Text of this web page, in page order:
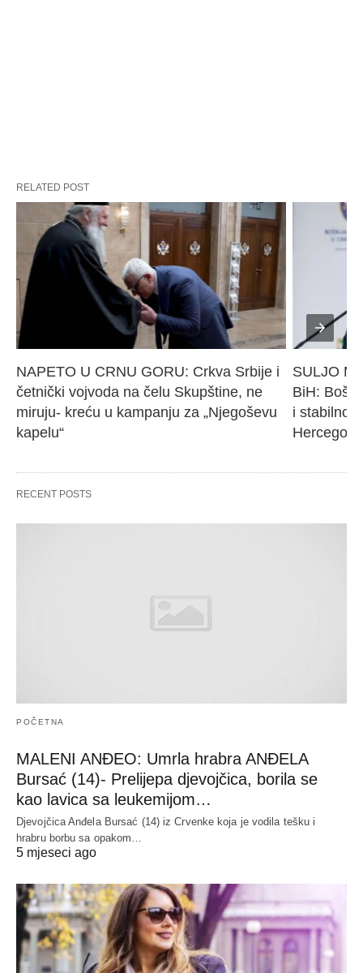
RELATED POST
NAPETO U CRNU GORU: Crkva Srbije i
četnički vojvoda na čelu Skupštine, ne
miruju- kreću u kampanju za „Njegoševu
kapelu“
SULJO
BiH:
i
RECENT POSTS
POČETNA
MALENI ANĐEO: Umrla hrabra ANĐELA
Bursać (14)- Prelijepa djevojčica, borila se
kao lavica sa leukemijom…
Djevojčica Anđela Bursać (14) iz Crvenke koja je vodila tešku i
hrabru borbu sa opakom…
5 mjeseci ago